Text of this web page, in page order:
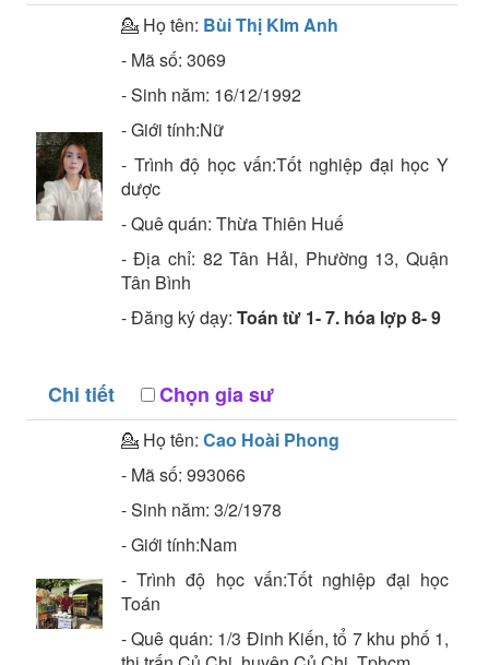
💁 Họ tên: Bùi Thị KIm Anh
- Mã số: 3069
- Sinh năm: 16/12/1992
- Giới tính:Nữ
- Trình độ học vấn:Tốt nghiệp đại học Y
dược
- Quê quán: Thừa Thiên Huế
- Địa chỉ: 82 Tân Hải, Phường 13, Quận
Tân Bình
- Đăng ký dạy: Toán từ 1- 7. hóa lợp 8- 9
Chi tiết Chọn gia sư
💁 Họ tên: Cao Hoài Phong
- Mã số: 993066
- Sinh năm: 3/2/1978
- Giới tính:Nam
- Trình độ học vấn:Tốt nghiệp đại học
Toán
- Quê quán: 1/3 Đinh Kiến, tổ 7 khu phố 1,